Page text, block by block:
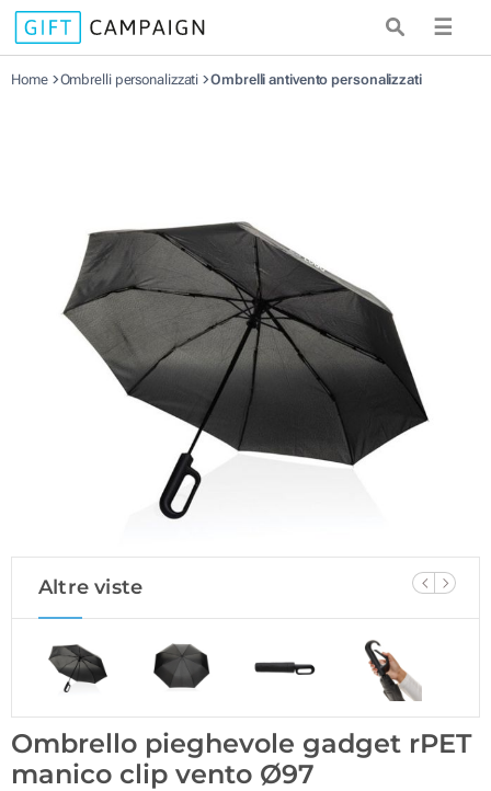
☰
Home Ombrelli personalizzati Ombrelli antivento personalizzati
Altre viste
Ombrello pieghevole gadget rPET
manico clip vento Ø97